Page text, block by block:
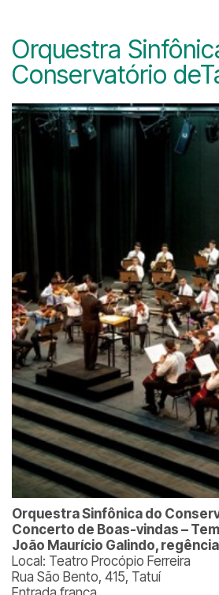
Orquestra
Conservatório
Orquestra Sinfônica do
Concerto de Boas-vindas –
João Maurício Galindo, regência
Local: Teatro Procópio Ferreira
Rua São Bento, 415, Tatuí